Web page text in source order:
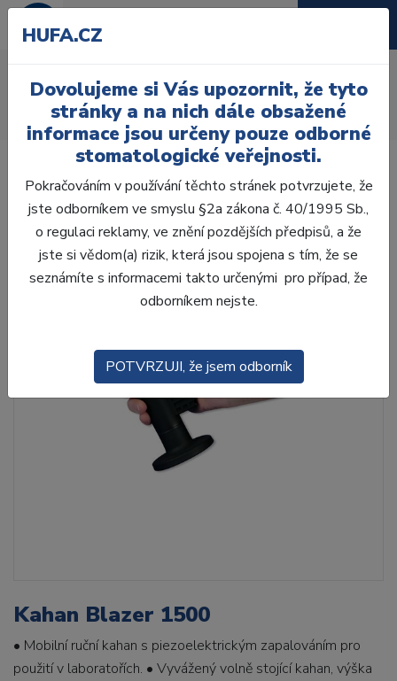
Úvod Laboratoř
Vosková modelace
Kahany a hořáky
Kahan Blazer 1500
Kahan Blazer 1500
• Mobilní ruční kahan s piezoelektrickým zapalováním pro
použití v laboratořích. • Vyvážený volně stojící kahan, výška
HUFA.CZ
Dovolujeme si Vás upozornit, že tyto
stránky a na nich dále obsažené
informace jsou určeny pouze odborné
stomatologické veřejnosti.
Pokračováním v používání těchto stránek potvrzujete, že
jste odborníkem ve smyslu §2a zákona č. 40/1995 Sb.,
o regulaci reklamy, ve znění pozdějších předpisů, a že
jste si vědom(a) rizik, která jsou spojena s tím, že se
seznámíte s informacemi takto určenými pro případ, že
odborníkem nejste.
POTVRZUJI, že jsem odborník